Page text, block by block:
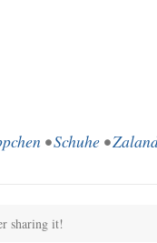
•Schuhe •
sharing it!